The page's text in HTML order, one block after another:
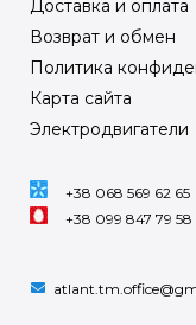
Доставка и оплата
Возврат и обмен
Политика
Карта сайта
Электродвигатели
+38 068 569 62 65
+38 099 847 79 58